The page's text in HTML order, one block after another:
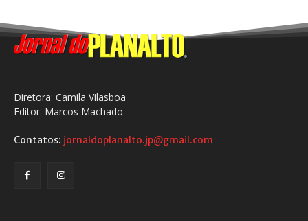
Diretora: Camila Vilasboa
Editor: Marcos Machado
Contatos: jornaldoplanalto.jp@gmail.com